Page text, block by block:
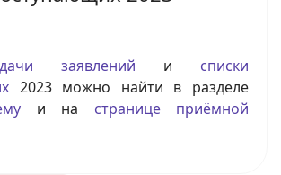
заявлений и списки
2023 можно найти в разделе
и на странице приёмной